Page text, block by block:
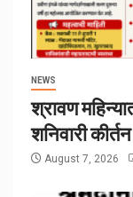
NEWS
श्रावण
शनिवारी
August 7, 2026